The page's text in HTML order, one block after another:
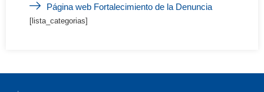
Página web Fortalecimiento de la Denuncia
[lista_categorias]